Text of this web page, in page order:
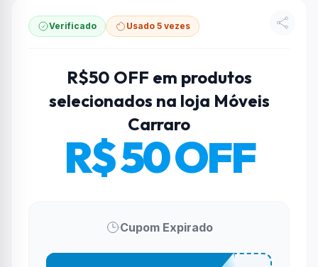
Verificado Usado 5 vezes
R$50 OFF em produtos
selecionados na loja Móveis
Carraro
R$ 50 OFF
Cupom Expirado